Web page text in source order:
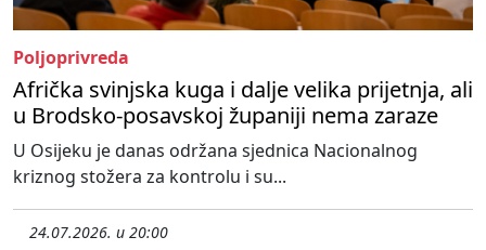
Poljoprivreda
Afrička svinjska kuga i dalje velika prijetnja, ali
u Brodsko-posavskoj županiji nema zaraze
U Osijeku je danas održana sjednica Nacionalnog
kriznog stožera za kontrolu i su...
24.07.2026. u 20:00